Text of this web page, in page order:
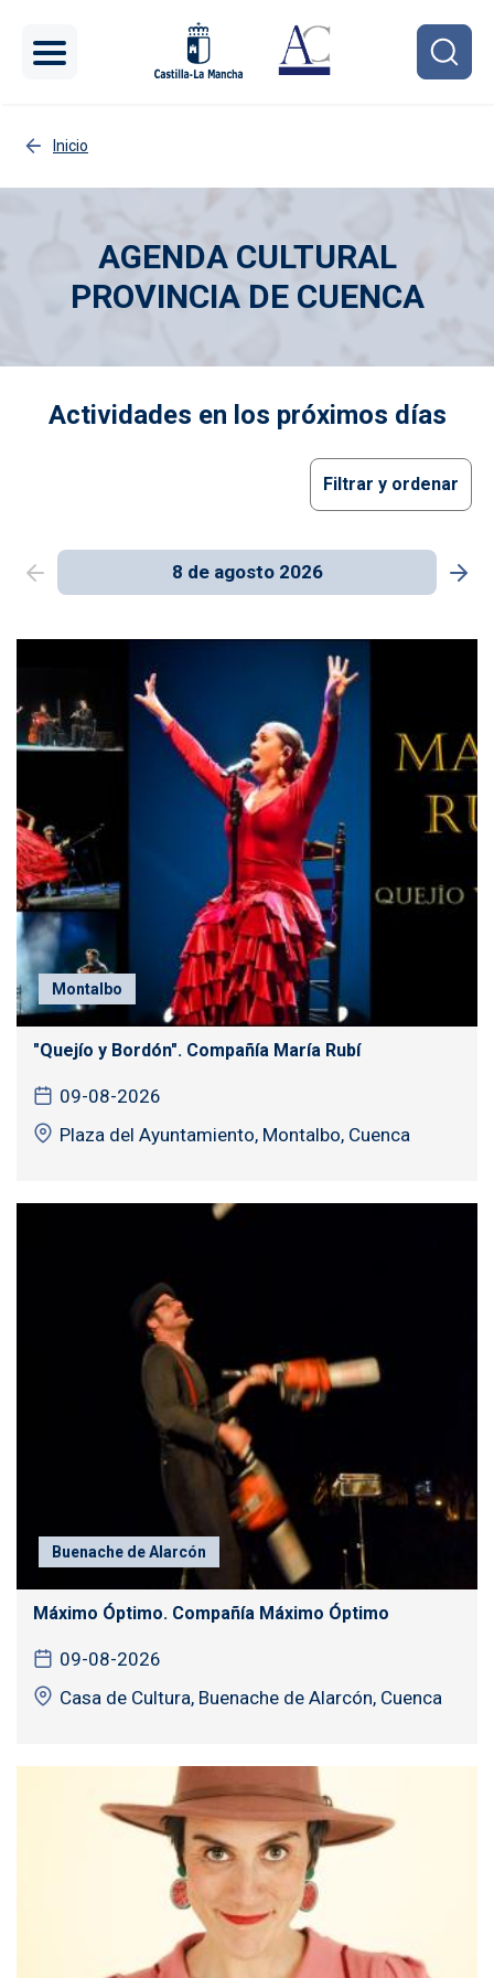
Inicio
AGENDA CULTURAL
PROVINCIA DE CUENCA
Actividades en los próximos días
8 de agosto 2026
Filtrar y ordenar
Montalbo
"Quejío y Bordón". Compañía María Rubí
09-08-2026
Plaza del Ayuntamiento, Montalbo, Cuenca
Buenache de Alarcón
Máximo Óptimo. Compañía Máximo Óptimo
09-08-2026
Casa de Cultura, Buenache de Alarcón, Cuenca